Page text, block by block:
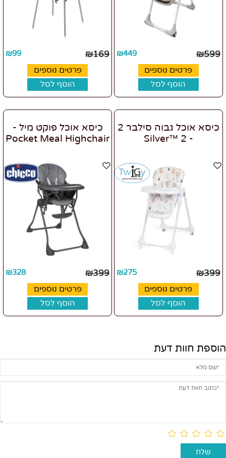
₪599
₪449
פרטים נוספים
הוסף לסל
₪169
₪99
פרטים נוספים
הוסף לסל
כיסא אוכל גבוה סילבר 2
- 2 ™Silver
₪399
₪275
פרטים נוספים
הוסף לסל
כיסא אוכל פוקט מיל -
Pocket Meal Highchair
₪399
₪328
פרטים נוספים
הוסף לסל
הוספת חוות דעת